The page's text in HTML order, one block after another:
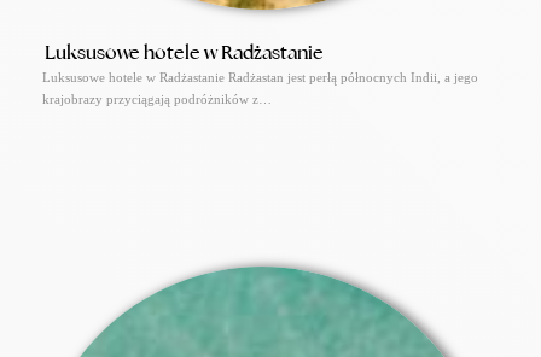
Luksusowe hotele w Radżastanie
Luksusowe hotele w Radżastanie Radżastan jest perłą północnych Indii, a jego
krajobrazy przyciągają podróżników z…